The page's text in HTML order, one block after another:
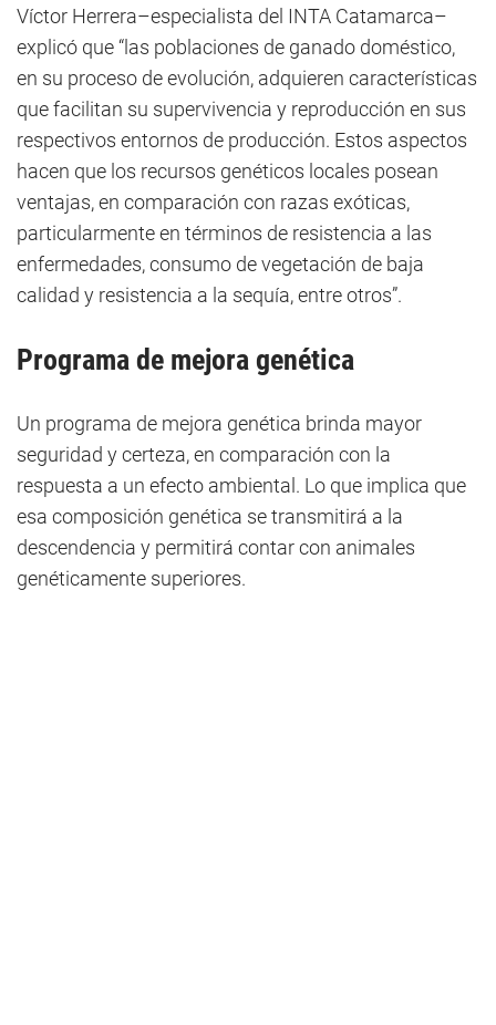
Víctor Herrera–especialista del INTA Catamarca–
explicó que “las poblaciones de ganado doméstico,
en su proceso de evolución, adquieren características
que facilitan su supervivencia y reproducción en sus
respectivos entornos de producción. Estos aspectos
hacen que los recursos genéticos locales posean
ventajas, en comparación con razas exóticas,
particularmente en términos de resistencia a las
enfermedades, consumo de vegetación de baja
calidad y resistencia a la sequía, entre otros”.
Programa de mejora genética
Un programa de mejora genética brinda mayor
seguridad y certeza, en comparación con la
respuesta a un efecto ambiental. Lo que implica que
esa composición genética se transmitirá a la
descendencia y permitirá contar con animales
genéticamente superiores.